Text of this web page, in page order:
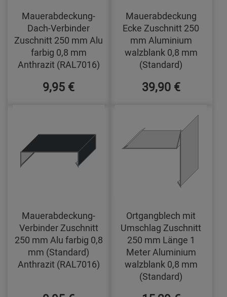
Mauerabdeckung-
Dach-Verbinder
Zuschnitt 250 mm Alu
farbig 0,8 mm
Anthrazit (RAL7016)
9,95 €
Mauerabdeckung
Ecke Zuschnitt 250
mm Aluminium
walzblank 0,8 mm
(Standard)
39,90 €
Mauerabdeckung-
Verbinder Zuschnitt
250 mm Alu farbig 0,8
mm (Standard)
Anthrazit (RAL7016)
Ortgangblech mit
Umschlag Zuschnitt
250 mm Länge 1
Meter Aluminium
walzblank 0,8 mm
(Standard)